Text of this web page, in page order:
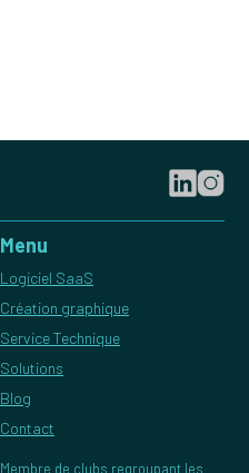
Menu
Logiciel SaaS
Création graphique
Service Technique
Solutions
Blog
Contact
Membre de clubs regroupant les